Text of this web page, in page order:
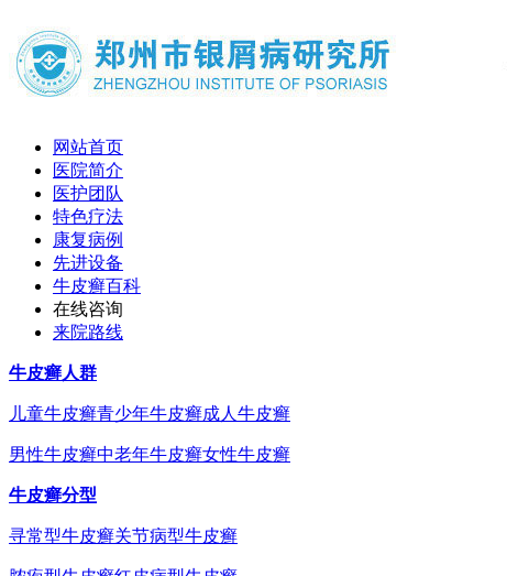
网站首页
医院简介
医护团队
特色疗法
康复病例
先进设备
牛皮癣百科
在线咨询
来院路线
牛皮癣人群
儿童牛皮癣青少年牛皮癣成人牛皮癣
男性牛皮癣中老年牛皮癣女性牛皮癣
牛皮癣分型
寻常型牛皮癣关节病型牛皮癣